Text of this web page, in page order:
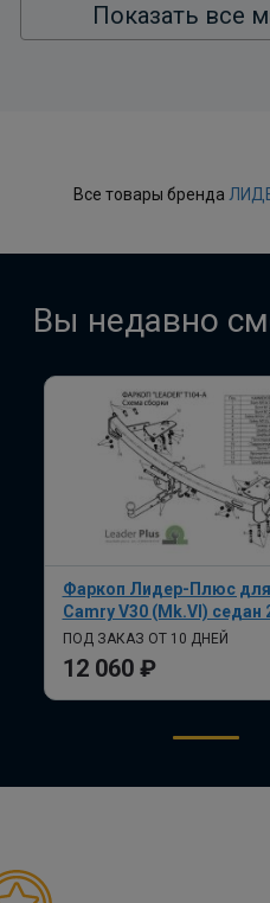
Показать все
Все товары бренда
Вы недавно
Фаркоп Лидер-Плюс
Camry V30 (Mk.VI) седан
ПОД ЗАКАЗ ОТ 10 ДНЕЙ
12 060 ₽